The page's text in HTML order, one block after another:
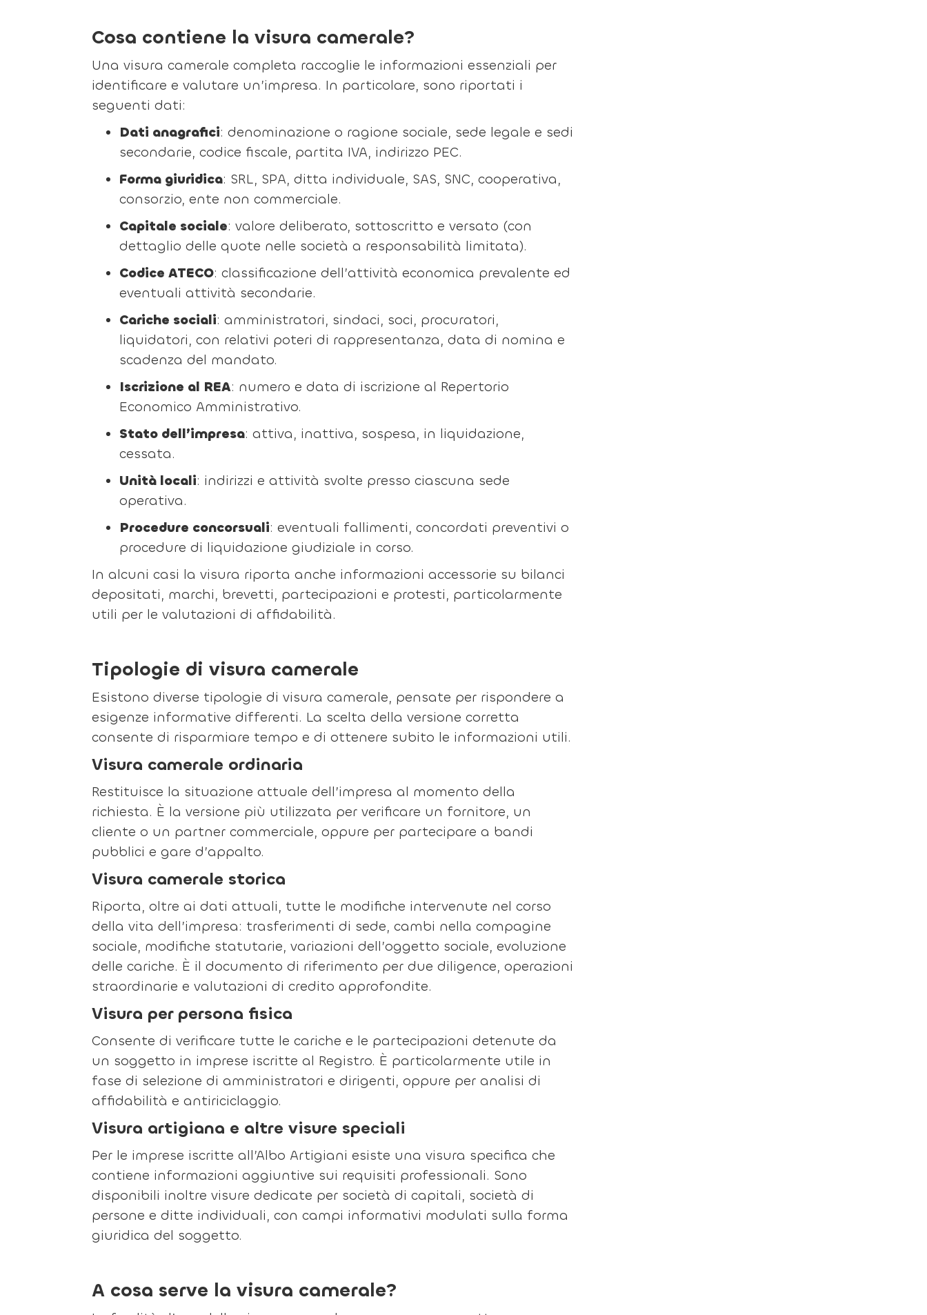
Cosa contiene la visura camerale?
Una visura camerale completa raccoglie le informazioni essenziali per
identificare e valutare un’impresa. In particolare, sono riportati i
seguenti dati:
Dati anagrafici: denominazione o ragione sociale, sede legale e sedi
secondarie, codice fiscale, partita IVA, indirizzo PEC.
Forma giuridica: SRL, SPA, ditta individuale, SAS, SNC, cooperativa,
consorzio, ente non commerciale.
Capitale sociale: valore deliberato, sottoscritto e versato (con
dettaglio delle quote nelle società a responsabilità limitata).
Codice ATECO: classificazione dell’attività economica prevalente ed
eventuali attività secondarie.
Cariche sociali: amministratori, sindaci, soci, procuratori,
liquidatori, con relativi poteri di rappresentanza, data di nomina e
scadenza del mandato.
Iscrizione al REA: numero e data di iscrizione al Repertorio
Economico Amministrativo.
Stato dell’impresa: attiva, inattiva, sospesa, in liquidazione,
cessata.
Unità locali: indirizzi e attività svolte presso ciascuna sede
operativa.
Procedure concorsuali: eventuali fallimenti, concordati preventivi o
procedure di liquidazione giudiziale in corso.
In alcuni casi la visura riporta anche informazioni accessorie su bilanci
depositati, marchi, brevetti, partecipazioni e protesti, particolarmente
utili per le valutazioni di affidabilità.
Tipologie di visura camerale
Esistono diverse tipologie di visura camerale, pensate per rispondere a
esigenze informative differenti. La scelta della versione corretta
consente di risparmiare tempo e di ottenere subito le informazioni utili.
Visura camerale ordinaria
Restituisce la situazione attuale dell’impresa al momento della
richiesta. È la versione più utilizzata per verificare un fornitore, un
cliente o un partner commerciale, oppure per partecipare a bandi
pubblici e gare d’appalto.
Visura camerale storica
Riporta, oltre ai dati attuali, tutte le modifiche intervenute nel corso
della vita dell’impresa: trasferimenti di sede, cambi nella compagine
sociale, modifiche statutarie, variazioni dell’oggetto sociale, evoluzione
delle cariche. È il documento di riferimento per due diligence, operazioni
straordinarie e valutazioni di credito approfondite.
Visura per persona fisica
Consente di verificare tutte le cariche e le partecipazioni detenute da
un soggetto in imprese iscritte al Registro. È particolarmente utile in
fase di selezione di amministratori e dirigenti, oppure per analisi di
affidabilità e antiriciclaggio.
Visura artigiana e altre visure speciali
Per le imprese iscritte all’Albo Artigiani esiste una visura specifica che
contiene informazioni aggiuntive sui requisiti professionali. Sono
disponibili inoltre visure dedicate per società di capitali, società di
persone e ditte individuali, con campi informativi modulati sulla forma
giuridica del soggetto.
A cosa serve la visura camerale?